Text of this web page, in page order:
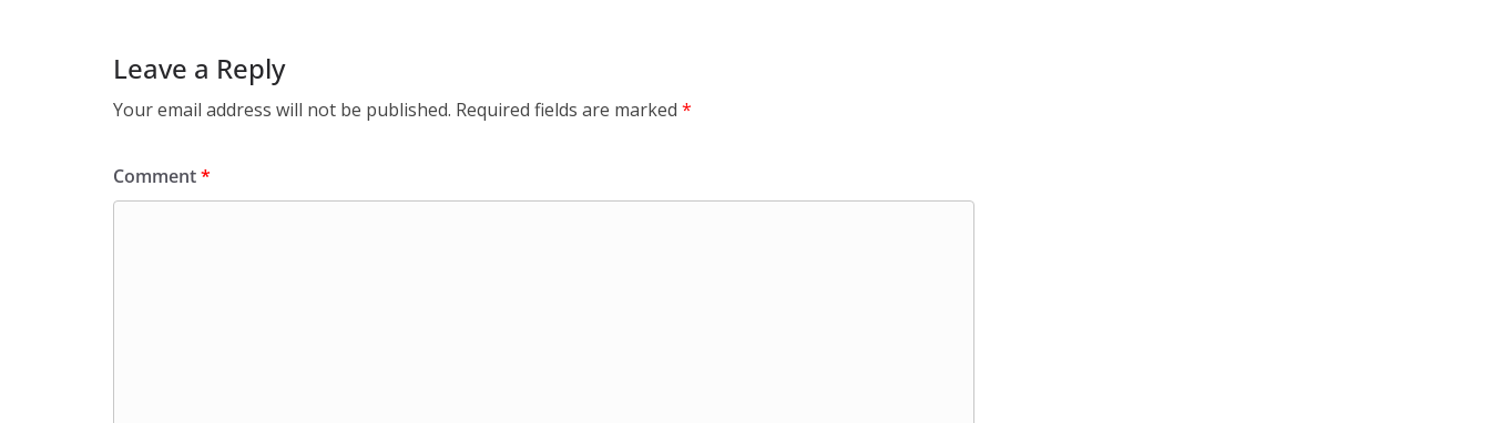
Leave a Reply
Your email address will not be published. Required fields are marked *
Comment*